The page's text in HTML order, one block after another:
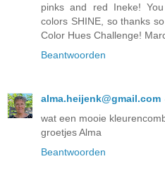
pinks and red Ineke!
colors SHINE, so thanks
Color Hues Challenge!
Beantwoorden
alma.heijenk@gmail.com
wat een mooie
groetjes Alma
Beantwoorden